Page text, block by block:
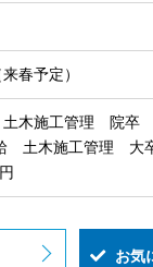
春予定）
木施工管理 院
給 土木施工管理
お気